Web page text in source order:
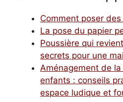
Comment poser
La pose du papier
Poussière qui
secrets pour une
Aménagement de
enfants : conseils
espace ludique et